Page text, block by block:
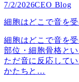
7/2/2026CEO Blog
細胞はどこで音を
細胞はどこで音を
部位・細胞骨格と
ただ音に反応して
かたちと …